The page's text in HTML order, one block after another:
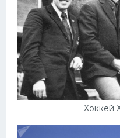
Хоккей